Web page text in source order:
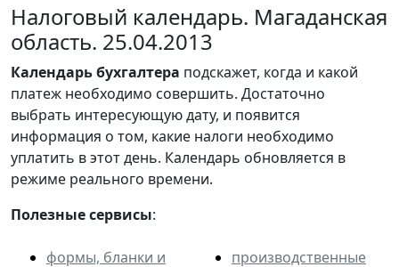
Налоговый календарь. Магаданская
область. 25.04.2013
Календарьбухгалтера подскажет, когда и какой
платеж необходимо совершить. Достаточно
выбрать интересующую дату, и появится
информация о том, какие налоги необходимо
уплатить в этот день. Календарь обновляется в
режиме реального времени.
Полезные сервисы:
формы, бланки и
производственные